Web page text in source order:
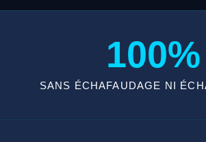
100%
SANS ÉCHAFAUDAGE NI